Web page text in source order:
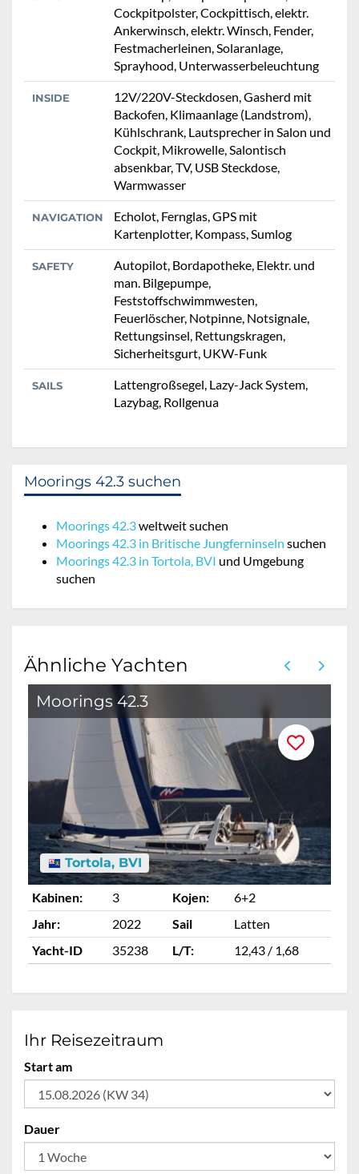
Cockpitpolster, Cockpittisch, elektr.
Ankerwinsch, elektr. Winsch, Fender,
Festmacherleinen, Solaranlage,
Sprayhood, Unterwasserbeleuchtung
INSIDE
12V/220V-Steckdosen, Gasherd mit
Backofen, Klimaanlage (Landstrom),
Kühlschrank, Lautsprecher in Salon und
Cockpit, Mikrowelle, Salontisch
absenkbar, TV, USB Steckdose,
Warmwasser
NAVIGATION
Echolot, Fernglas, GPS mit
Kartenplotter, Kompass, Sumlog
SAFETY
Autopilot, Bordapotheke, Elektr. und
man. Bilgepumpe,
Feststoffschwimmwesten,
Feuerlöscher, Notpinne, Notsignale,
Rettungsinsel, Rettungskragen,
Sicherheitsgurt, UKW-Funk
SAILS
Lattengroßsegel, Lazy-Jack System,
Lazybag, Rollgenua
Moorings 42.3 suchen
Moorings 42.3weltweit suchen
Moorings 42.3 in Britische Jungferninseln suchen
Moorings 42.3 in Tortola, BVI und Umgebung
suchen
Ähnliche Yachten
Moorings 42.3
Tortola, BVI
Kabinen: 3 Kojen:
6+2
Jahr:
2022 Sail
Latten
Yacht-ID
35238 L/T: 12,43 / 1,68
Ihr Reisezeitraum
Start am
Dauer